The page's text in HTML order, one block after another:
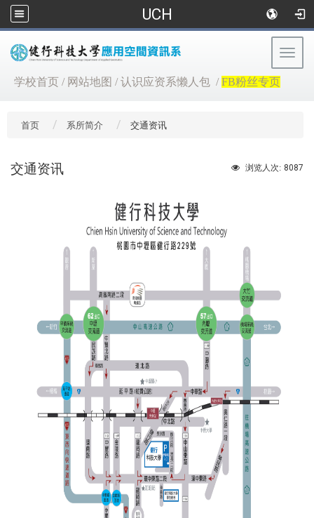
UCH
学校首页 / 网站地图 /认识应资系懒人包 /FB粉丝专页
首页 系所简介 交通资讯
浏览人次: 8087
交通资讯